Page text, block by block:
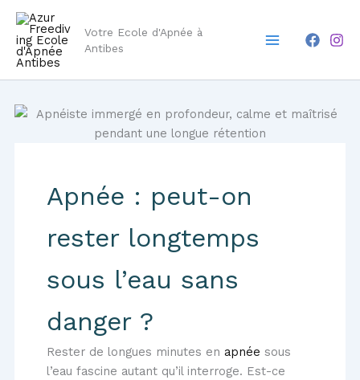
Aller
contenu
Votre Ecole d'Apnée à
Antibes
Menu
Apnée : peut-on
rester longtemps
sous l’eau sans
danger ?
Rester de longues minutes en apnée sous
l’eau fascine autant qu’il interroge. Est-ce